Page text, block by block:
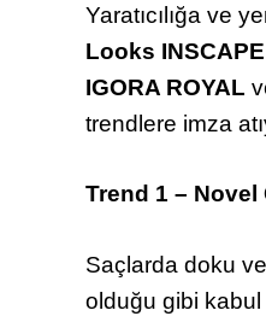
Yaratıcılığa ve
Looks
IGORA ROYAL
trendlere imza
Trend 1 – Novel
Saçlarda doku ve
olduğu gibi kabul